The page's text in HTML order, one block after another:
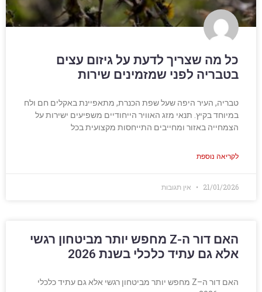
כל מה שצריך לדעת על גיזום עצים
בטבריה לפני שמזמינים שירות
טבריה, העיר היפה שעל שפת הכנרת, מתאפיינת באקלים חם ולח
במיוחד בקיץ. תנאי מזג האוויר הייחודיים משפיעים ישירות על
הצמחייה באזור ומחייבים התייחסות מקצועית בכל
לקריאה נוספת
21/01/2026 אין תגובות
האם דור ה-Z מחפש יותר מביטחון רגשי
אלא גם עתיד כלכלי בשנת 2026
האם דור ה–Z מחפש יותר מביטחון רגשי אלא גם עתיד כלכלי